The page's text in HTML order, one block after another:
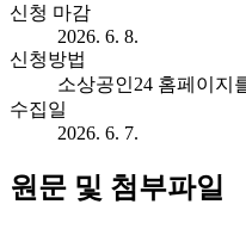
신청 마감
2026. 6. 8.
신청방법
소상공인24 홈페이지
수집일
2026. 6. 7.
원문 및 첨부파일